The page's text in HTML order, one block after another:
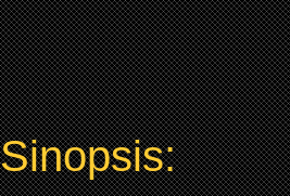
Sinopsis: